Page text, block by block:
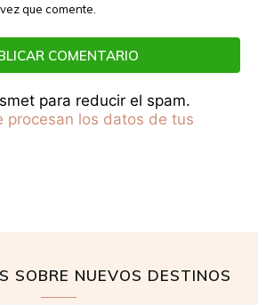
que comente.
para reducir el spam.
procesan los datos de tus
SOBRE NUEVOS DESTINOS